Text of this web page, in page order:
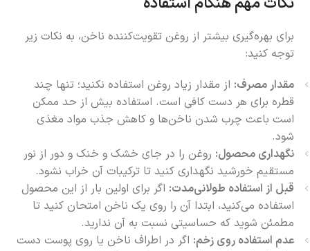
برای بهره‌گیری بیشتر از روغن تقویت‌کننده ناخن، به نکات زیر
توجه کنید:
مقدار مصرف: از مقدار زیاد روغن استفاده نکنید؛ تنها چند
قطره برای هر دست کافی است. استفاده بیش از حد ممکن
است باعث چرب شدن ناخن‌ها و کاهش جذب مواد مغذی
شود.
نگهداری محصول: روغن را در جای خشک و خنک و دور از نور
مستقیم خورشید نگهداری کنید تا ترکیبات آن خراب نشود.
قبل از استفاده طولانی‌مدت: اگر برای اولین بار از این محصول
استفاده می‌کنید، ابتدا آن را روی یک ناخن امتحان کنید تا
مطمئن شوید که حساسیتی نسبت به آن ندارید.
عدم استفاده روی زخم: اگر در اطراف ناخن یا روی پوست دست